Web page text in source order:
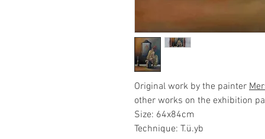
Original work by the painter
other works on the exhibition
Size: 64x84cm
Technique: T.ü.yb